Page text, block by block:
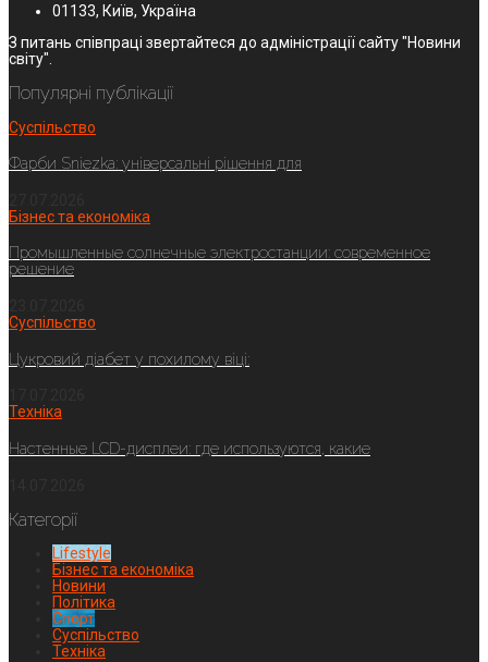
01133, Київ, Україна
З питань співпраці звертайтеся до адміністрації сайту "Новини
світу".
Популярні публікації
Суспільство
Фарби Sniezka: універсальні рішення для
Бізнес та економіка
Промышленные солнечные электростанции: современное
решение
Суспільство
Цукровий діабет у похилому віці:
Техніка
Настенные LCD-дисплеи: где используются, какие
Категорії
Lifestyle
Бізнес та економіка
Новини
Політика
Спорт
Суспільство
Техніка